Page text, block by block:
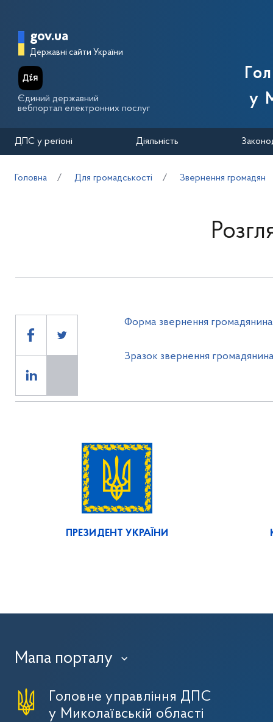
Головна сторінка Державної
gov.ua
Державні сайти України
Єдиний державний
вебпортал електронних послуг
у
ДПС у регіоні Діяльність
Головна Для громадськості Звернення громадян
Форма звернення
Зразок звернення
ПРЕЗИДЕНТ УКРАЇНИ
Мапа порталу ›
Головне управління ДПС
у Миколаївській області